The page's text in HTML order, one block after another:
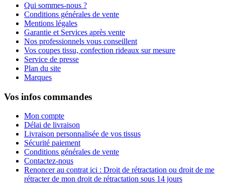
Qui sommes-nous ?
Conditions générales de vente
Mentions légales
Garantie et Services après vente
Nos professionnels vous conseillent
Vos coupes tissu, confection rideaux sur mesure
Service de presse
Plan du site
Marques
Vos infos commandes
Mon compte
Délai de livraison
Livraison personnalisée de vos tissus
Sécurité paiement
Conditions générales de vente
Contactez-nous
Renoncer au contrat ici : Droit de rétractation ou droit de me
rétracter de mon droit de rétractation sous 14 jours